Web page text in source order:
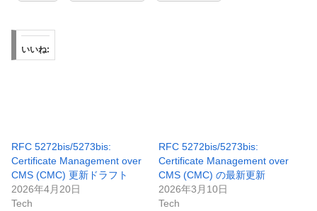
いいね:
RFC 5272bis/5273bis:
Certificate Management over
CMS (CMC) 更新ドラフト
2026年4月20日
Tech
RFC 5272bis/5273bis:
Certificate Management over
CMS (CMC) の最新更新
2026年3月10日
Tech